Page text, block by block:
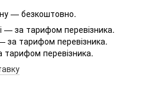
— безкоштовно.
— за тарифом перевізника.
за тарифом перевізника.
тарифом перевізника.